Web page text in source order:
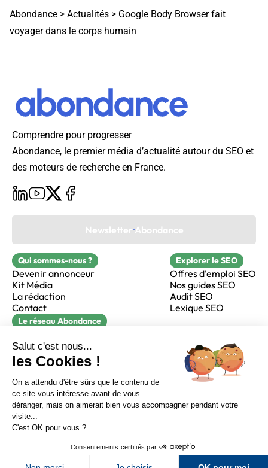
Sur LinkedIn Sur Youtube
Sur X Sur Facebook
Newsletter Abondance
Abondance > Actualités > Google Body Browser fait
voyager dans le corps humain
Comprendre pour progresser
Abondance, le premier média d’actualité autour du SEO et
des moteurs de recherche en France.
Newsletter Abondance
Qui sommes-nous ?
Devenir annonceur
Kit Média
La rédaction
Contact
Explorer le SEO
Offres d'emploi SEO
Nos guides SEO
Audit SEO
Lexique SEO
Le réseau Abondance
Réacteur
alfie formation
CGV
Confidentialité